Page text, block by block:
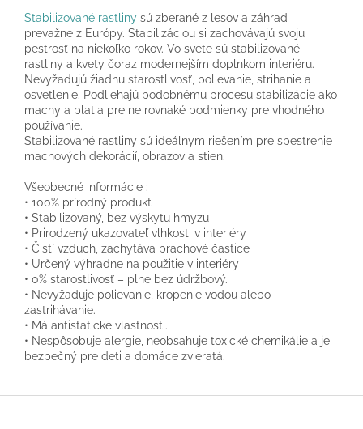
Stabilizované rastliny sú zberané z lesov a záhrad
prevažne z Európy. Stabilizáciou si zachovávajú svoju
pestrosť na niekoľko rokov. Vo svete sú stabilizované
rastliny a kvety čoraz modernejším doplnkom interiéru.
Nevyžadujú žiadnu starostlivosť, polievanie, strihanie a
osvetlenie. Podliehajú podobnému procesu stabilizácie ako
machy a platia pre ne rovnaké podmienky pre vhodného
používanie.
Stabilizované rastliny sú ideálnym riešením pre spestrenie
machových dekorácií, obrazov a stien.
Všeobecné informácie :
• 100% prírodný produkt
• Stabilizovaný, bez výskytu hmyzu
• Prirodzený ukazovateľ vlhkosti v interiéry
• Čistí vzduch, zachytáva prachové častice
• Určený výhradne na použitie v interiéry
• 0% starostlivosť – plne bez údržbový.
• Nevyžaduje polievanie, kropenie vodou alebo
zastrihávanie.
• Má antistatické vlastnosti.
• Nespôsobuje alergie, neobsahuje toxické chemikálie a je
bezpečný pre deti a domáce zvieratá.